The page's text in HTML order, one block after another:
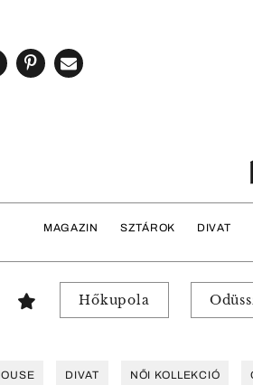
MAGAZIN SZTÁROK DIVAT
Hőkupola
DIVAT NŐI KOLLEKCIÓ